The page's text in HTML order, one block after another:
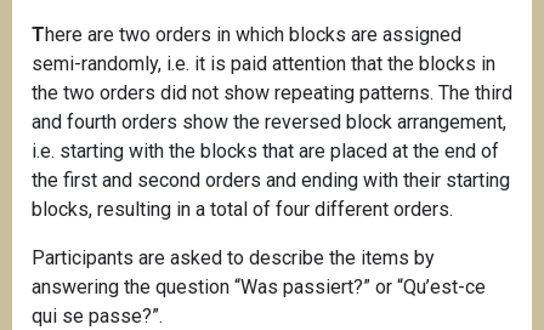
There are two orders in which blocks are assigned
semi-randomly, i.e. it is paid attention that the blocks in
the two orders did not show repeating patterns. The third
and fourth orders show the reversed block arrangement,
i.e. starting with the blocks that are placed at the end of
the first and second orders and ending with their starting
blocks, resulting in a total of four different orders.
Participants are asked to describe the items by
answering the question “Was passiert?” or “Qu’est-ce
qui se passe?”.